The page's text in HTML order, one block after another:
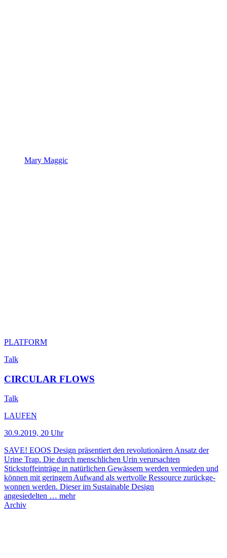
Mary Maggic
PLATFORM
Talk
CIRCULAR FLOWS
Talk
LAUFEN
30.9.2019, 20 Uhr
SAVE! EOOS Design präsentiert den revolutionären Ansatz der
Urine Trap. Die durch menschlichen Urin verur­sachten
Stickstoffeinträge in natürli­chen Gewässern werden vermieden und
können mit geringem Aufwand als wertvolle Ressource zurückge­
wonnen werden. Dieser im Sustain­able Design
angesiedelten … mehr
Archiv